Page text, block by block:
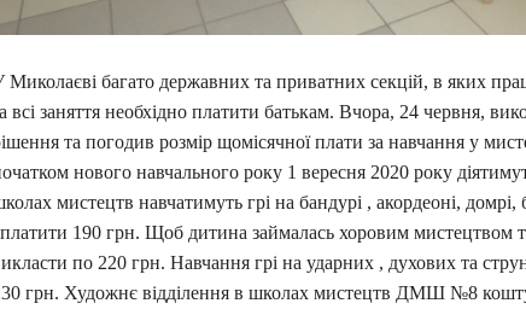
Миколаєві багато державних та приватних секцій, в яких
всі заняття необхідно платити батькам. Вчора, 24 червня,
та погодив розмір щомісячної плати за навчання у
нового навчального року 1 вересня 2020 року
мистецтв навчатимуть грі на бандурі , акордеоні, домрі,
190 грн. Щоб дитина займалась хоровим мистецтвом та
по 220 грн. Навчання грі на ударних , духових та
грн. Художнє відділення в школах мистецтв ДМШ №8